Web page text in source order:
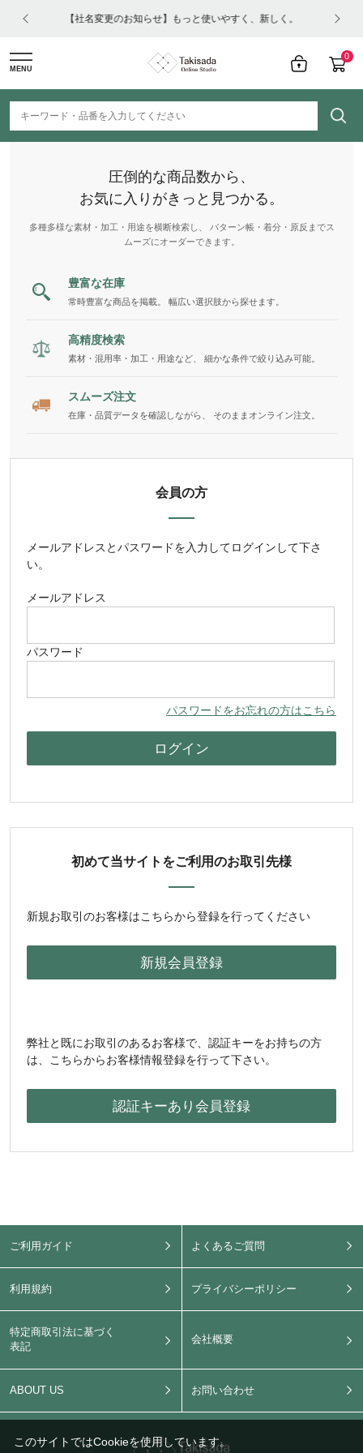
【社名変更のお知らせ】もっと使いやすく、新しく。
0
MENU
圧倒的な商品数から、
お気に入りがきっと見つかる。
多種多様な素材・加工・用途を横断検索し、 パターン帳・着分・原反までス
ムーズにオーダーできます。
豊富な在庫
常時豊富な商品を掲載。 幅広い選択肢から探せます。
高精度検索
素材・混用率・加工・用途など、 細かな条件で絞り込み可能。
スムーズ注文
在庫・品質データを確認しながら、 そのままオンライン注文。
会員の方
メールアドレス とパスワードを入力してログインして下さ
い。
メールアドレス
パスワード
パスワードをお忘れの方はこちら
初めて当サイトをご利用のお取引先様
新規お取引のお客様はこちらから登録を行ってください
弊社と既にお取引のあるお客様で、認証キーをお持ちの方
は、こちらからお客様情報登録を行って下さい。
ご利用ガイド よくあるご質問
利用規約 プライバシーポリシー
特定商取引法に基づく
表記
会社概要
ABOUT US お問い合わせ
このサイトではCookieを使用しています。